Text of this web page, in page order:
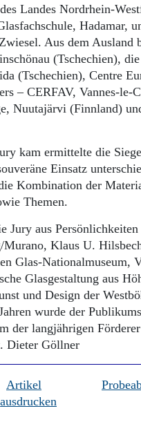
Landes Nordrhein-
Hadamar,
Aus dem Ausland
(Tschechien),
(Tschechien), Centre
– CERFAV, Vannes-le-
Nuutajärvi (Finnland)
kam ermittelte die
Einsatz
Kombination der
Themen.
Jury aus
Murano, Klaus U.
Glas-Nationalmuseum,
Glasgestaltung aus
und Design der
wurde der
der langjährigen
Dieter Göllner
Artikel
ausdrucken